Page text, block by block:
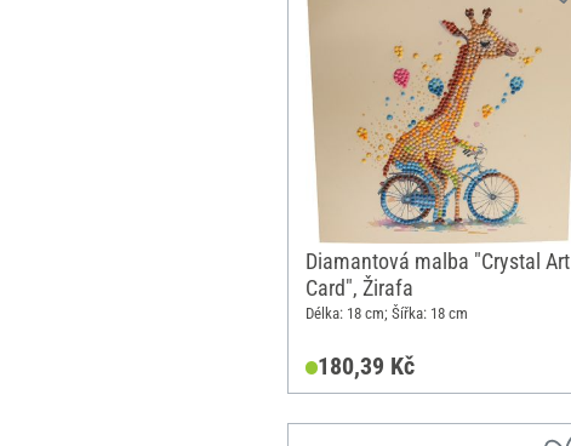
Diamantová malba "Crystal Art
Card", Žirafa
Délka: 18 cm; Šířka: 18 cm
180,39 Kč